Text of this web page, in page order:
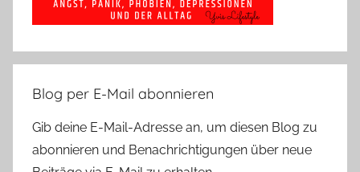
Blog per E-Mail abonnieren
Gib deine E-Mail-Adresse an, um diesen Blog zu
abonnieren und Benachrichtigungen über neue